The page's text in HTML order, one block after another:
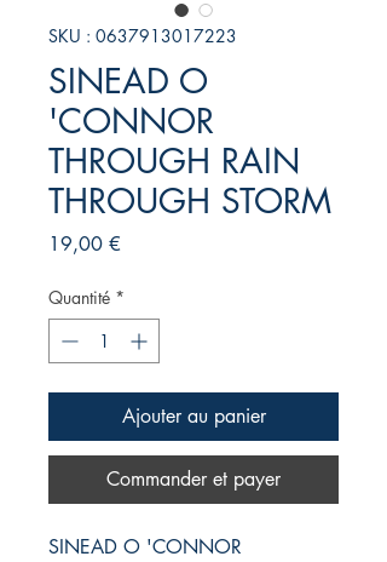
SKU : 0637913017223
SINEAD O
'CONNOR
THROUGH RAIN
THROUGH STORM
19,00 €Prix
Quantité *
Ajouter au panier
Commander et payer
SINEAD O 'CONNOR